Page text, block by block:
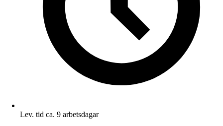
Lev. tid ca. 9 arbetsdagar